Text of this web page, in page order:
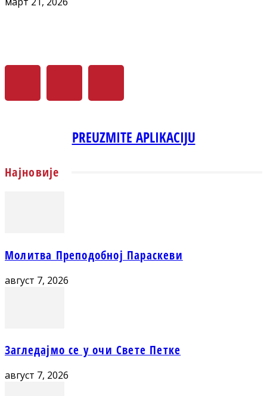
PREUZMITE APLIKACIJU
Најновије
Молитва Преподобној Параскеви
август 7, 2026
Загледајмо се у очи Свете Петке
август 7, 2026